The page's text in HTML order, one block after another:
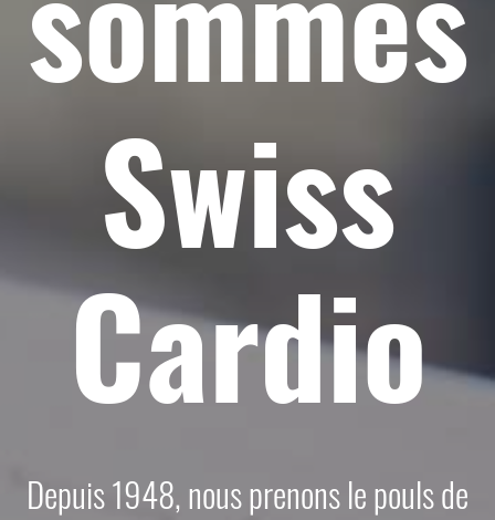
Swiss
Cardio
Depuis 1948, nous prenons le pouls de